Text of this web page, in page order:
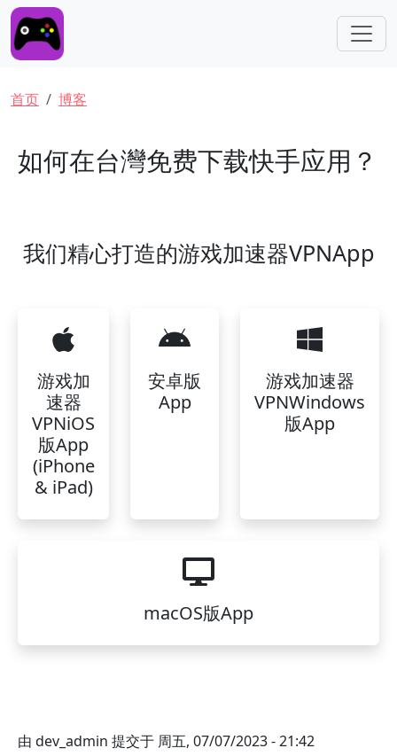
跳转到主要内容
面包屑
首页 博客
如何在台灣免费下载快手应用？
我们精心打造的游戏加速器VPNApp
游戏加
速器
VPNiOS
版App
(iPhone
& iPad)
安卓版
App
游戏加速器
VPNWindows
版App
macOS版App
由 dev_admin 提交于 周五, 07/07/2023 - 21:42